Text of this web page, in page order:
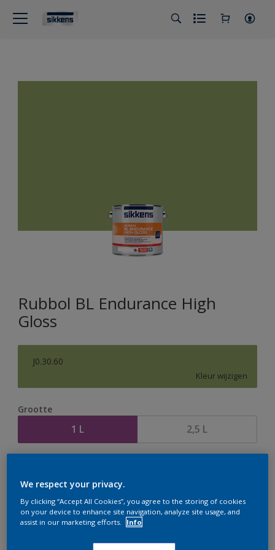
Rubbol BL Endurance High
Gloss
J0.30.60
Kleur wijzigen
Grootte
1 L 2,5 L
te bestellen. Houd de website in de gaten, we werken
We respect your privacy.
By clicking “Accept All Cookies”, you agree to the storing of cookies
on your device to enhance site navigation, analyze site usage, and
assist in our marketing efforts.
Info